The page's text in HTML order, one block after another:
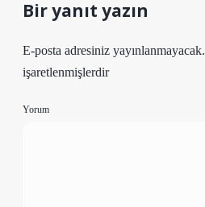
Bir yanıt yazın
E-posta adresiniz yayınlanmayacak.
işaretlenmişlerdir
Yorum